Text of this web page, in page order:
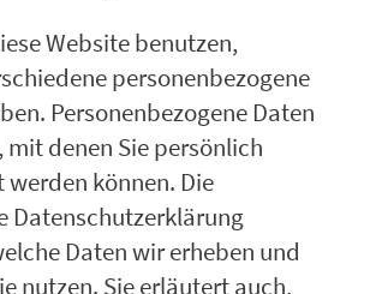
Website benutzen,
personenbezogene
Personenbezogene Daten
mit denen Sie persönlich
können. Die
Datenschutzerklärung
Daten wir erheben und
nutzen. Sie erläutert auch,